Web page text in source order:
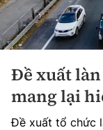
Đề xuất
mang lại
Đề xuất tổ chức